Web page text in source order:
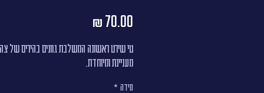
טי שירט ראשונה המשלבת גוונים בהירים של
מעניינת ומיוחדת.
מידה *